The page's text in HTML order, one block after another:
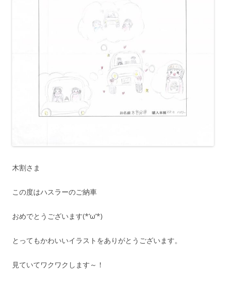
木割さま
この度はハスラーのご納車
おめでとうございます(*’ω’*)
とってもかわいいイラストをありがとうございます。
見ていてワクワクします～！